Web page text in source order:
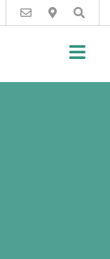
Buscar